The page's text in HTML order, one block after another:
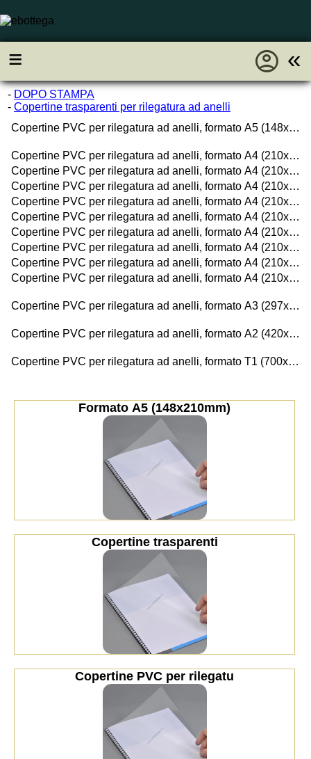
≡ «
account_circle
- DOPO STAMPA
- Copertine trasparenti per rilegatura ad anelli
Copertine PVC per rilegatura ad anelli, formato A5 (148x210mm)
Copertine PVC per rilegatura ad anelli, formato A4 (210x297mm), 150 micron
Copertine PVC per rilegatura ad anelli, formato A4 (210x297mm), 180 micron
Copertine PVC per rilegatura ad anelli, formato A4 (210x297mm), 200 micron
Copertine PVC per rilegatura ad anelli, formato A4 (210x297mm), 220 micron
Copertine PVC per rilegatura ad anelli, formato A4 (210x297mm), 300 micron
Copertine PVC per rilegatura ad anelli, formato A4 (210x297mm), 500 micron
Copertine PVC per rilegatura ad anelli, formato A4 (210x297mm), 550 micron
Copertine PVC per rilegatura ad anelli, formato A4 (210x297mm), 800 micron
Copertine PVC per rilegatura ad anelli, formato A4 (210x297mm), 1200 micron
Copertine PVC per rilegatura ad anelli, formato A3 (297x420mm)
Copertine PVC per rilegatura ad anelli, formato A2 (420x594mm)
Copertine PVC per rilegatura ad anelli, formato T1 (700x1000mm)
Formato A5 (148x210mm)
Copertine trasparenti
Copertine PVC per rilegatu